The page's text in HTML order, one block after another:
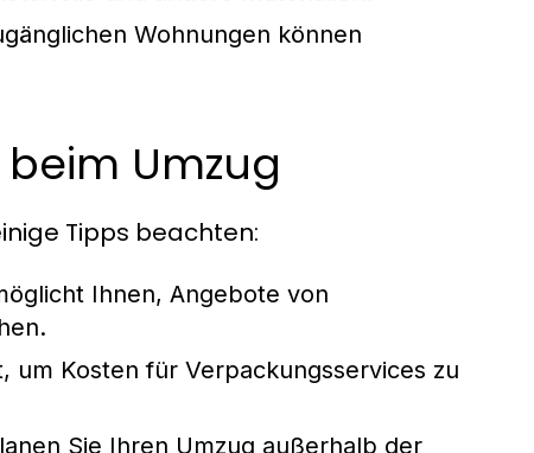
Wohnungen können
Umzug
Tipps beachten:
Ihnen, Angebote von
um Kosten für Verpackungsservices zu
Sie Ihren Umzug außerhalb der